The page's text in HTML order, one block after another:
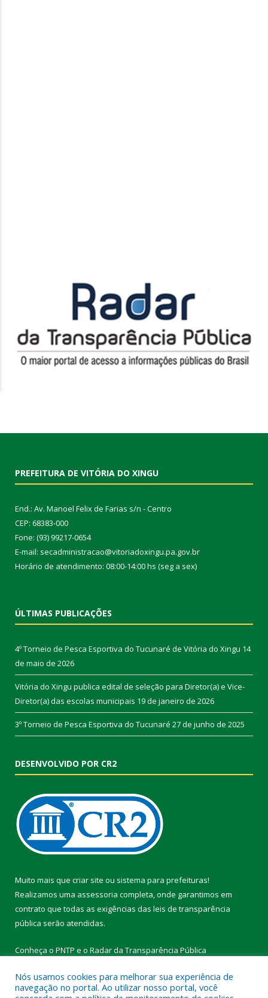
PREFEITURA DE VITÓRIA DO XINGU
End.: Av. Manoel Felix de Farias s/n - Centro
CEP: 68383-000
Fone: (93) 99217-0654
E-mail: secadministracao@vitoriadoxingu.pa.gov.br
Horário de atendimento: 08:00-14:00 hs (seg a sex)
ÚLTIMAS PUBLICAÇÕES
4º Torneio de Pesca Esportiva do Tucunaré de Vitória do Xingu 14
de maio de 2026
Vitória do Xingu publica edital de seleção para Diretor(a) e Vice-
Diretor(a) das escolas municipais 19 de janeiro de 2026
3º Torneio de Pesca Esportiva do Tucunaré 27 de junho de 2025
DESENVOLVIDO POR CR2
Muito mais que criar site ou sistema para prefeituras!
Realizamos uma assessoria completa, onde garantimos em
contrato que todas as exigências das leis de transparência
pública serão atendidas.
Conheça o PNTP e o Radar da Transparência Pública
Nós usamos cookies para melhorar sua experiência de
navegação no portal. Ao utilizar nosso portal, você